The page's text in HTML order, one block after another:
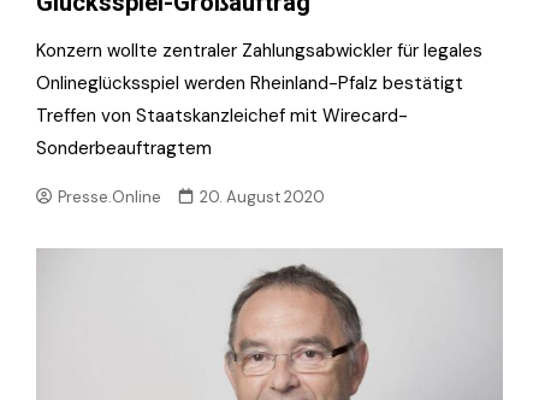
Konzern wollte zentraler Zahlungsabwickler für legales
Onlineglücksspiel werden Rheinland-Pfalz bestätigt
Treffen von Staatskanzleichef mit Wirecard-
Sonderbeauftragtem
Presse.Online 20. August 2020